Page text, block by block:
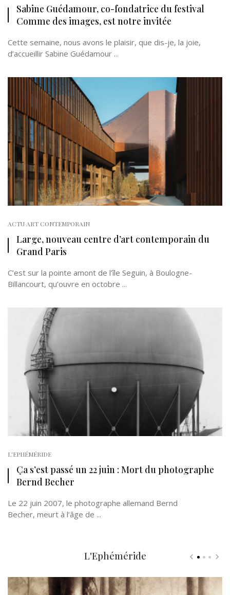
Sabine Guédamour, co-fondatrice du festival
Comme des images, est notre invitée
Cette semaine, nous avons le plaisir, que dis-je, la joie,
d’accueillir Sabine Guédamour ...
ACTU ART CONTEMPORAIN
Large, nouveau centre d’art contemporain du
Grand Paris
C’est sur la pointe amont de l’île Seguin, à Boulogne-
Billancourt, qu’ouvre en octobre ...
L'EPHÉMÉRIDE
Ça s’est passé un 22 juin : Mort du photographe
Bernd Becher
Le 22 juin 2007, le photographe allemand Bernd
Becher, meurt à l’âge de ...
L'Ephéméride